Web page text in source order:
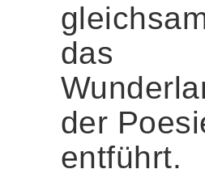
das
der
entführt.